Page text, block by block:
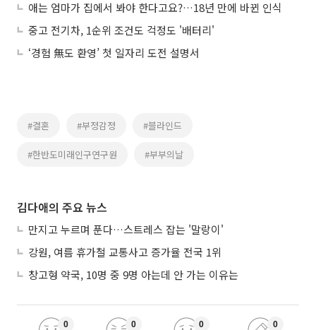
애는 엄마가 집에서 봐야 한다고요?…18년 만에 바뀐 인식
중고 전기차, 1순위 조건도 걱정도 '배터리'
‘경험 無도 환영’ 첫 일자리 도전 설명서
#결혼 #부정감정 #블라인드
#한반도미래인구연구원 #부부의날
김다애의 주요 뉴스
만지고 누르며 푼다…스트레스 잡는 '말랑이'
강원, 여름 휴가철 교통사고 증가율 전국 1위
창고형 약국, 10명 중 9명 아는데 안 가는 이유는
0 0 0 0